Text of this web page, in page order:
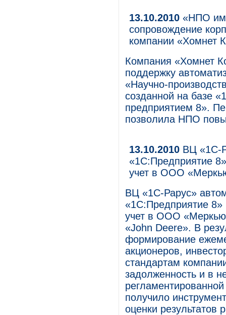
13.10.2010 «НПО
сопровождение
компании «Хомнет
Компания «Хомнет
поддержку
«Научно-
созданной на базе
предприятием 8».
позволила НПО
13.10.2010 ВЦ «1С-
«1С:Предприятие
учет в ООО
ВЦ «1С-Рарус»
«1С:Предприятие 8»
учет в ООО
«John Deere». В
формирование
акционеров,
стандартам
задолженность и в
получило
оценки результатов